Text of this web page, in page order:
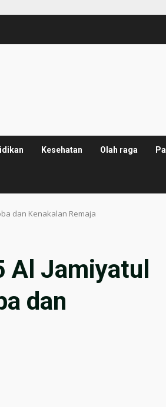
Kesehatan Olah raga
dan Kenakalan Remaja
Al Jamiyatul
dan